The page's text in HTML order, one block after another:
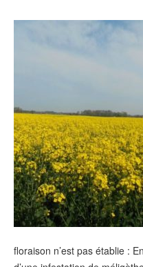
floraison n’est pas établie :